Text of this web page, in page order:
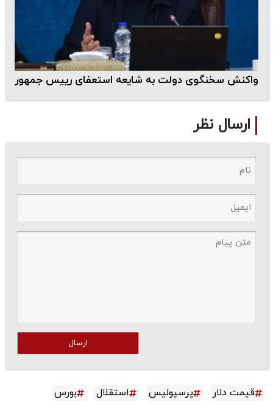
واکنش سخنگوی دولت به شایعه استعفای رییس جمهور
ارسال نظر
ارسال
قیمت دلار پرسپولیس استقلال بورس